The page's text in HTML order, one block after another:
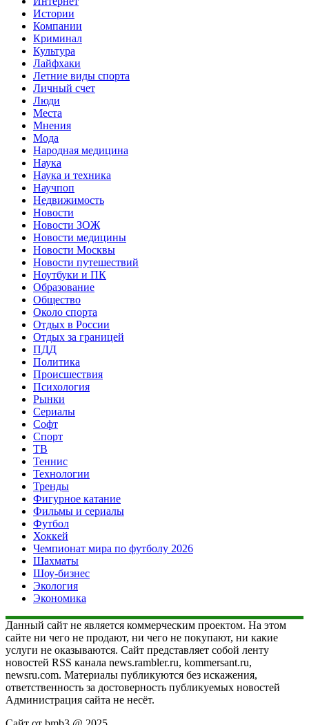
Истории
Компании
Криминал
Культура
Лайфхаки
Летние виды спорта
Личный счет
Люди
Места
Мнения
Мода
Народная медицина
Наука
Наука и техника
Научпоп
Недвижимость
Новости
Новости ЗОЖ
Новости медицины
Новости Москвы
Новости путешествий
Ноутбуки и ПК
Образование
Общество
Около спорта
Отдых в России
Отдых за границей
ПДД
Политика
Происшествия
Психология
Рынки
Сериалы
Софт
Спорт
ТВ
Теннис
Технологии
Тренды
Фигурное катание
Фильмы и сериалы
Футбол
Хоккей
Чемпионат мира по футболу 2026
Шахматы
Шоу-бизнес
Экология
Экономика
Данный сайт не является коммерческим проектом. На этом
сайте ни чего не продают, ни чего не покупают, ни какие
услуги не оказываются. Сайт представляет собой ленту
новостей RSS канала news.rambler.ru, kommersant.ru,
newsru.com. Материалы публикуются без искажения,
ответственность за достоверность публикуемых новостей
Администрация сайта не несёт.